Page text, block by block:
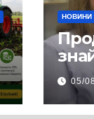
НОВИНИ
05/